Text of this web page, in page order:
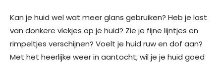
Kan je huid wel wat meer glans gebruiken? Heb je last
van donkere vlekjes op je huid? Zie je fijne lijntjes en
rimpeltjes verschijnen? Voelt je huid ruw en dof aan?
Met het heerlijke weer in aantocht, wil je je huid goed